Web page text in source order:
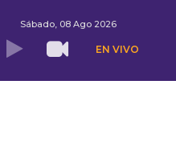
Sábado, 08 Ago 2026
EN VIVO